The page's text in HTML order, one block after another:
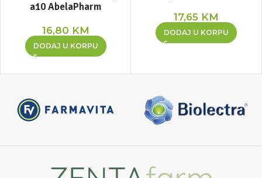
a10 AbelaPharm
16,80 KM
DODAJ U KORPU
17,65 KM
DODAJ U KORPU